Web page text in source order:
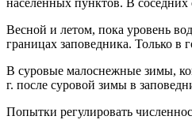
населенных пунктов. В
Весной и летом, пока уровень
границах заповедника. Только
В суровые малоснежные зимы,
г. после суровой зимы в
Попытки регулировать